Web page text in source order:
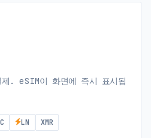
. eSIM이 화면에 즉시 표시됩
LN XMR